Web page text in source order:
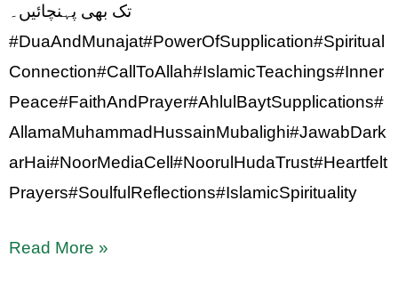
تک بھی پہنچائیں۔
#DuaAndMunajat#PowerOfSupplication#Spiritual
Connection#CallToAllah#IslamicTeachings#Inner
Peace#FaithAndPrayer#AhlulBaytSupplications#
AllamaMuhammadHussainMubalighi#JawabDark
arHai#NoorMediaCell#NoorulHudaTrust#Heartfelt
Prayers#SoulfulReflections#IslamicSpirituality
Read More »